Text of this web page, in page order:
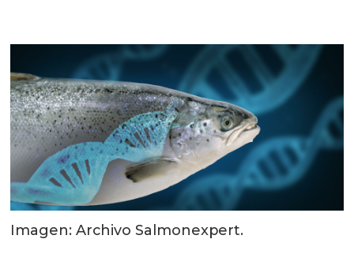
Imagen: Archivo Salmonexpert.